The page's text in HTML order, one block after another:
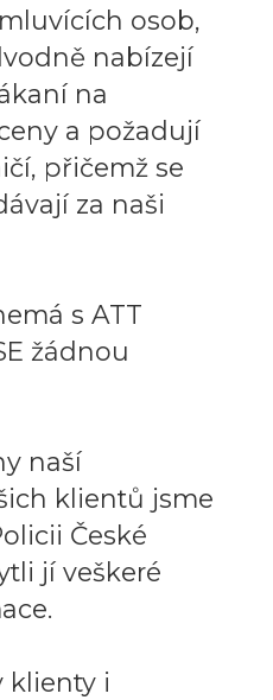
osob,
nabízejí
na
a požadují
přičemž se
za naši
s ATT
žádnou
naší
klientů jsme
České
jí veškeré
klienty i